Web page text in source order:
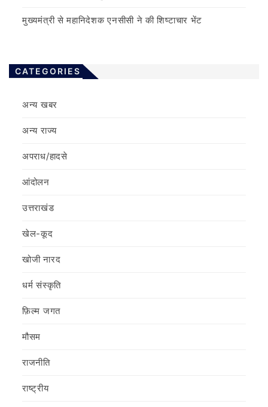
मुख्यमंत्री से महानिदेशक एनसीसी ने की शिष्टाचार भेंट
CATEGORIES
अन्य खबर
अन्य राज्य
अपराध/हादसे
आंदोलन
उत्तराखंड
खेल-कूद
खोजी नारद
धर्म संस्कृति
फ़िल्‍म जगत
मौसम
राजनीति
राष्ट्रीय